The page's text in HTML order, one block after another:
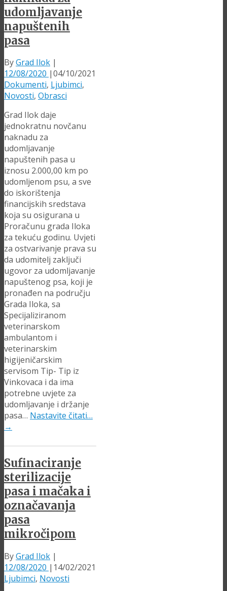
udomljavanje
napuštenih
pasa
ByGrad Ilok |
12/08/2020 |04/10/2021
Dokumenti, Ljubimci,
Novosti, Obrasci
Grad Ilok daje
jednokratnu novčanu
naknadu za
udomljavanje
napuštenih pasa u
iznosu 2.000,00 km po
udomljenom psu, a sve
do iskorištenja
financijskih sredstava
koja su osigurana u
Proračunu grada Iloka
za tekuću godinu. Uvjeti
za ostvarivanje prava su
da udomitelj zaključi
ugovor za udomljavanje
napuštenog psa, koji je
pronađen na području
Grada Iloka, sa
Specijaliziranom
veterinarskom
ambulantom i
veterinarskim
higijeničarskim
servisom Tip- Tip iz
Vinkovaca i da ima
potrebne uvjete za
udomljavanje i držanje
pasa… Nastavite čitati…
→
Sufinaciranje
sterilizacije
pasa i mačaka i
označavanja
pasa
mikročipom
ByGrad Ilok |
12/08/2020 | 14/02/2021
Ljubimci, Novosti